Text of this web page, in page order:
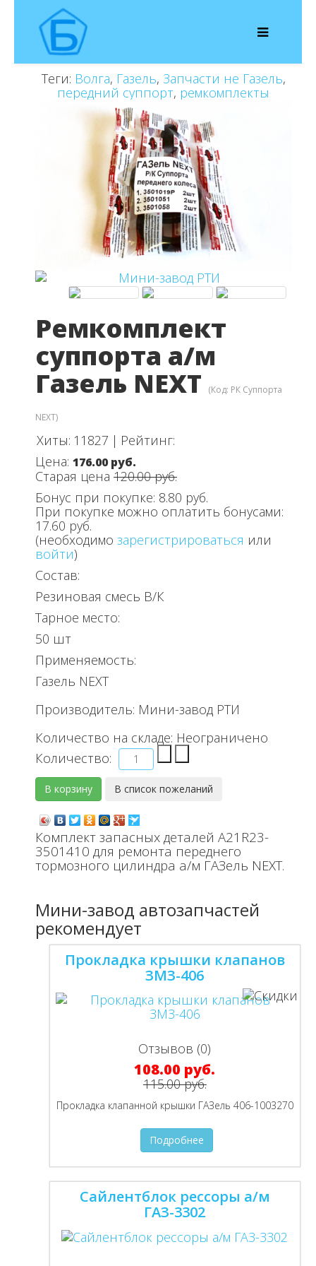
Теги: Волга, Газель, Запчасти не Газель,
передний суппорт, ремкомплекты
Ремкомплект
суппорта а/м
Газель NEXT (Код: РК Суппорта
NEXT)
Хиты: 11827 | Рейтинг:
Цена: 176.00 руб.
Старая цена 120.00 руб.
Бонус при покупке: 8.80 руб.
При покупке можно оплатить бонусами:
17.60 руб.
(необходимо зарегистрироваться или
войти)
Состав:
Резиновая смесь В/К
Тарное место:
50 шт
Применяемость:
Газель NEXT
Производитель: Мини-завод РТИ
Количество на складе: Неограничено
Количество:
Комплект запасных деталей A21R23-
3501410 для ремонта переднего
тормозного цилиндра а/м ГАЗель NEXT.
Мини-завод автозапчастей
рекомендует
Прокладка крышки клапанов
ЗМЗ-406
Отзывов (0)
108.00 руб.
115.00 руб.
Прокладка клапанной крышки ГАЗель 406-1003270
Подробнее
Сайлентблок рессоры а/м
ГАЗ-3302